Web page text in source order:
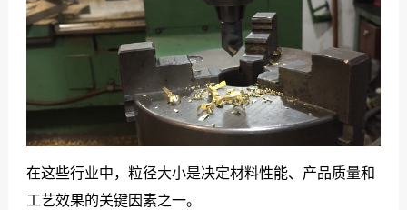
在这些行业中，粒径大小是决定材料性能、产品质量和
工艺效果的关键因素之一。